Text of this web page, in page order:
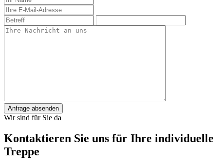
Anfrage absenden
Wir sind für Sie da
Kontaktieren Sie uns für Ihre individuelle
Treppe